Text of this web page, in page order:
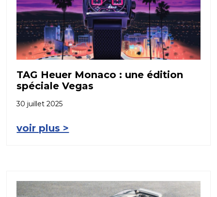
TAG Heuer Monaco : une édition
spéciale Vegas
30 juillet 2025
voir plus >